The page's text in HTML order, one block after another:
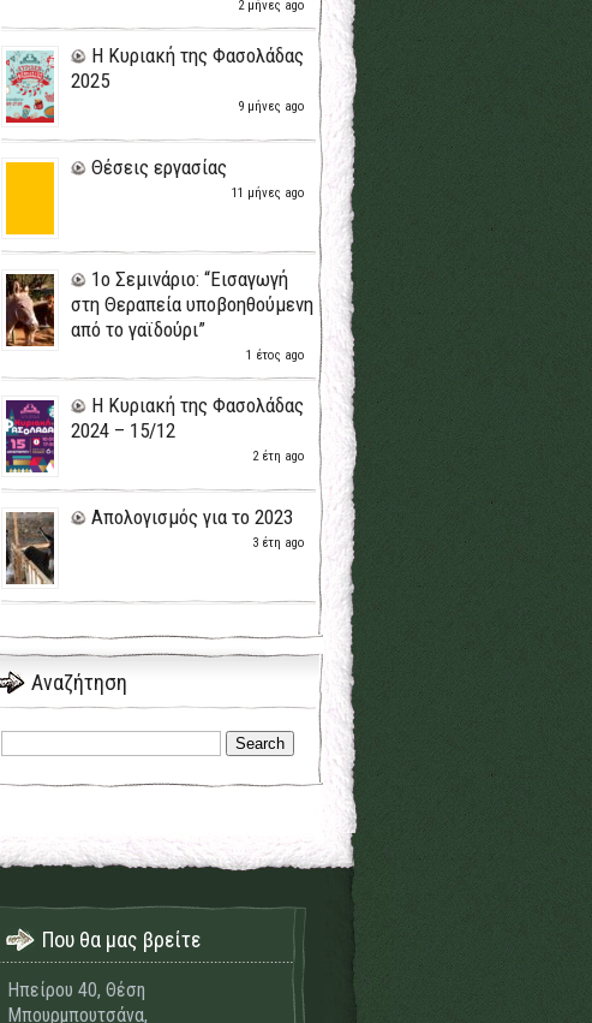
2 μήνες ago
H Κυριακή της Φασολάδας
2025
9 μήνες ago
Θέσεις εργασίας
11 μήνες ago
1ο Σεμινάριο: “Εισαγωγή
στη Θεραπεία υποβοηθούμενη
από το γαϊδούρι”
1 έτος ago
H Κυριακή της Φασολάδας
2024 – 15/12
2 έτη ago
Απολογισμός για το 2023
3 έτη ago
Αναζήτηση
Που θα μας βρείτε
Ηπείρου 40, Θέση
Μπουρμπουτσάνα,